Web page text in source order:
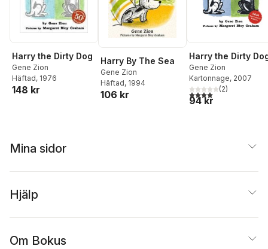
Harry the Dirty Dog
Gene Zion
Häftad, 1976
148 kr
Harry By The Sea
Gene Zion
Häftad, 1994
106 kr
Harry the Dirty
Gene Zion
Kartonnage, 2007
4,0utav 5 stjärnor.
(2)
94 kr
Mina sidor
Hjälp
Om Bokus